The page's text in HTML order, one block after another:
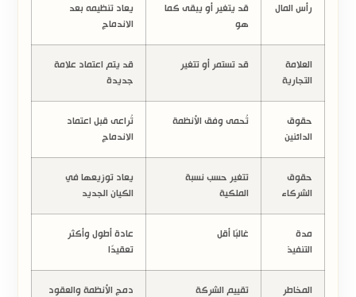
رأس المال
قد يتغير أو يبقى كما
هو
يعاد تنظيمه بعد
الاندماج
العلامة
التجارية
قد تستمر أو تتغير
قد يتم اعتماد علامة
جديدة
حقوق
الدائنين
تُحمى وفق الأنظمة
تُراعى قبل اعتماد
الاندماج
حقوق
الشركاء
تتغير حسب نسبة
الملكية
يعاد توزيعها في
الكيان الجديد
مدة
التنفيذ
غالبًا أقل
عادة أطول وأكثر
تعقيدًا
المخاطر
تقييم الشركة
دمج الأنظمة والعقود